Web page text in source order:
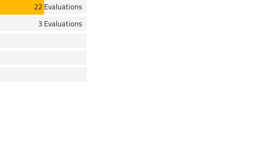
22 Evaluations
3 Evaluations